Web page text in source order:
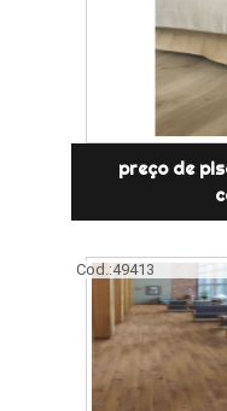
preço de
Cod.:49413